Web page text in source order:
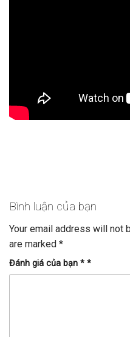
Bình luận của bạn
Your email address will not
are marked *
Đánh giá của bạn * *